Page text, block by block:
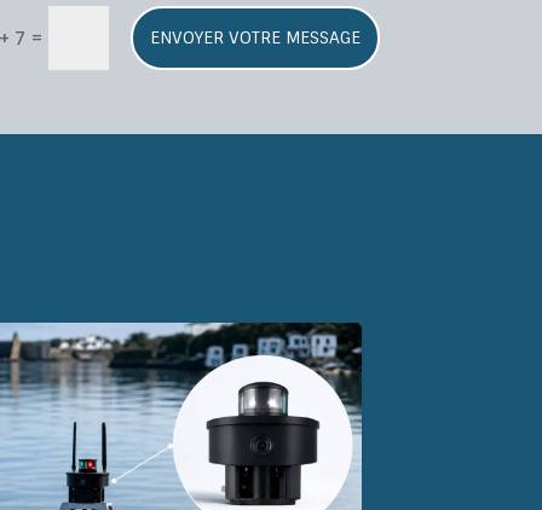
7 = ENVOYER VOTRE MESSAGE